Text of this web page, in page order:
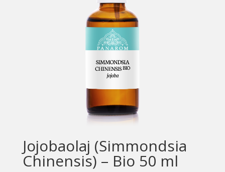
Jojobaolaj (Simmondsia
Chinensis) – Bio 50 ml